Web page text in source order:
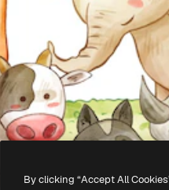
By clicking “Accept All